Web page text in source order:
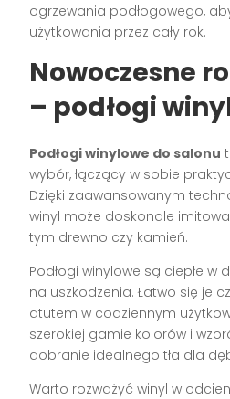
ogrzewania podłogowego,
użytkowania przez cały rok.
Nowoczesne
– podłogi
Podłogi winylowe do salonu
wybór, łączący w sobie
Dzięki zaawansowanym
winyl może doskonale
tym drewno czy kamień.
Podłogi winylowe są ciepłe w
na uszkodzenia. Łatwo się je
atutem w codziennym
szerokiej gamie kolorów i
dobranie idealnego tła dla
Warto rozważyć winyl w